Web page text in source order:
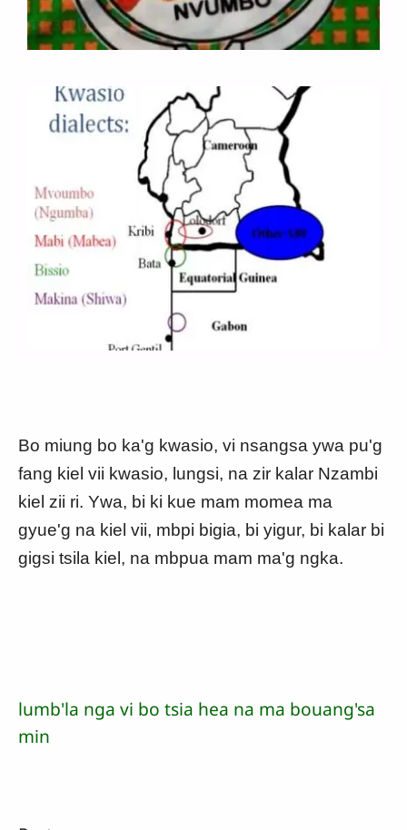
Bo miung bo ka'g kwasio, vi nsangsa ywa pu'g
fang kiel vii kwasio, lungsi, na zir kalar Nzambi
kiel zii ri. Ywa, bi ki kue mam momea ma
gyue'g na kiel vii, mbpi bigia, bi yigur, bi kalar bi
gigsi tsila kiel, na mbpua mam ma'g ngka.
lumb'la nga vi bo tsia hea na ma bouang'sa
min